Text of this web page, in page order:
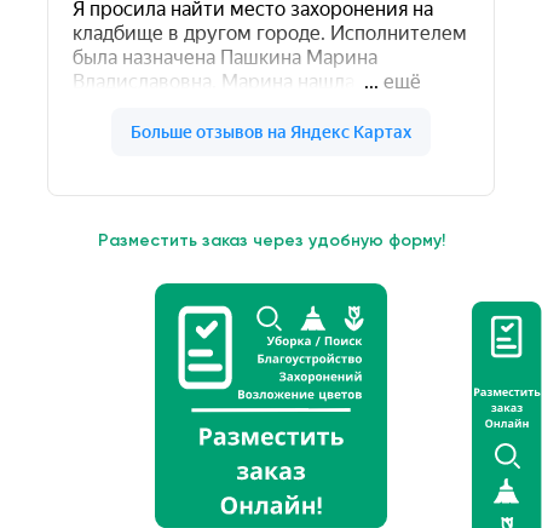
Разместить заказ через удобную форму!